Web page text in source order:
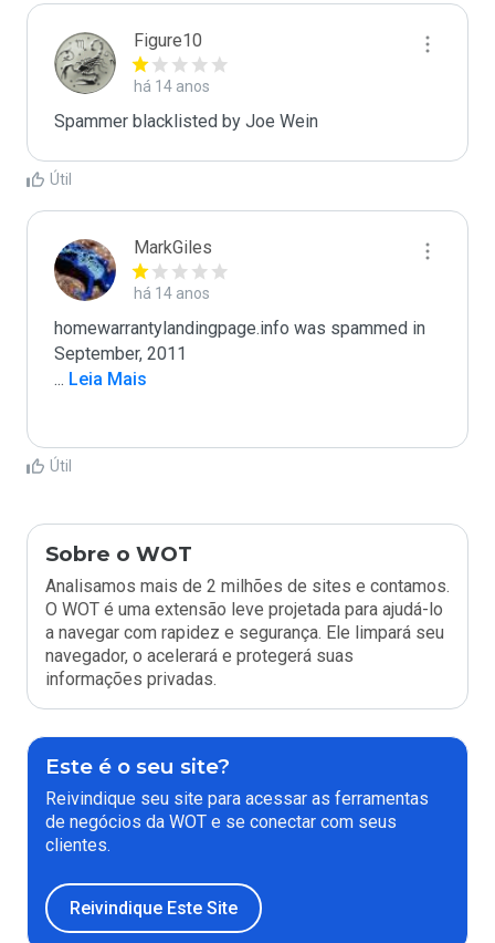
Figure10
há 14 anos
Spammer blacklisted by Joe Wein
Útil
MarkGiles
há 14 anos
homewarrantylandingpage.info was spammed in
... Leia Mais
Útil
Sobre o WOT
Analisamos mais de 2 milhões de sites e contamos.
O WOT é uma extensão leve projetada para ajudá-lo
a navegar com rapidez e segurança. Ele limpará seu
navegador, o acelerará e protegerá suas
informações privadas.
Este é o seu site?
Reivindique seu site para acessar as ferramentas
de negócios da WOT e se conectar com seus
clientes.
Reivindique Este Site